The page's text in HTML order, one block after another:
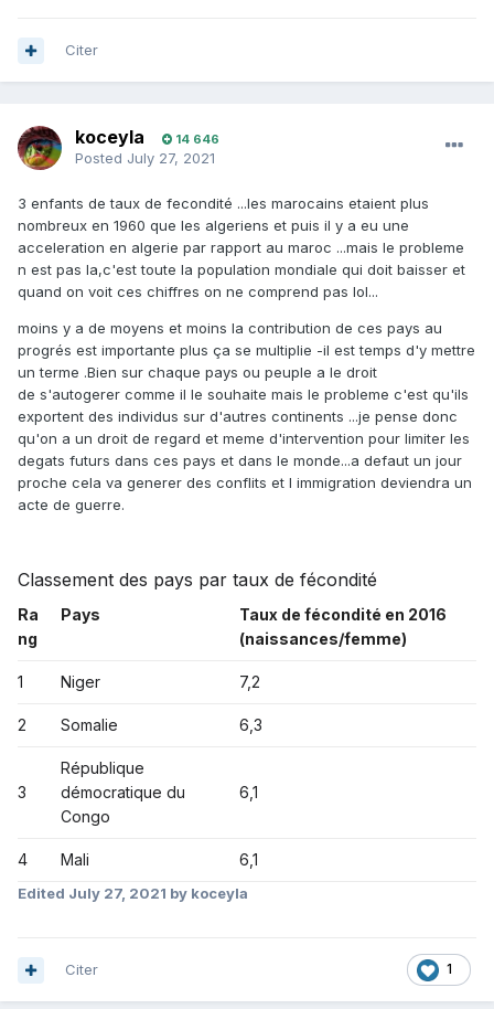
Citer
koceyla 14 646
Posted July 27, 2021
3 enfants de taux de fecondité ...les marocains etaient plus
nombreux en 1960 que les algeriens et puis il y a eu une
acceleration en algerie par rapport au maroc ...mais le probleme
n est pas la,c'est toute la population mondiale qui doit baisser et
quand on voit ces chiffres on ne comprend pas lol...
moins y a de moyens et moins la contribution de ces pays au
progrés est importante plus ça se multiplie -il est temps d'y mettre
un terme .Bien sur chaque pays ou peuple a le droit
de s'autogerer comme il le souhaite mais le probleme c'est qu'ils
exportent des individus sur d'autres continents ...je pense donc
qu'on a un droit de regard et meme d'intervention pour limiter les
degats futurs dans ces pays et dans le monde...a defaut un jour
proche cela va generer des conflits et l immigration deviendra un
acte de guerre.
Classement des pays par taux de fécondité
Ra
ng
Pays Taux de fécondité en 2016
(naissances/femme)
1 Niger 7,2
2 Somalie 6,3
3
République
démocratique du
Congo
6,1
4 Mali 6,1
Edited July 27, 2021 by koceyla
1
Citer